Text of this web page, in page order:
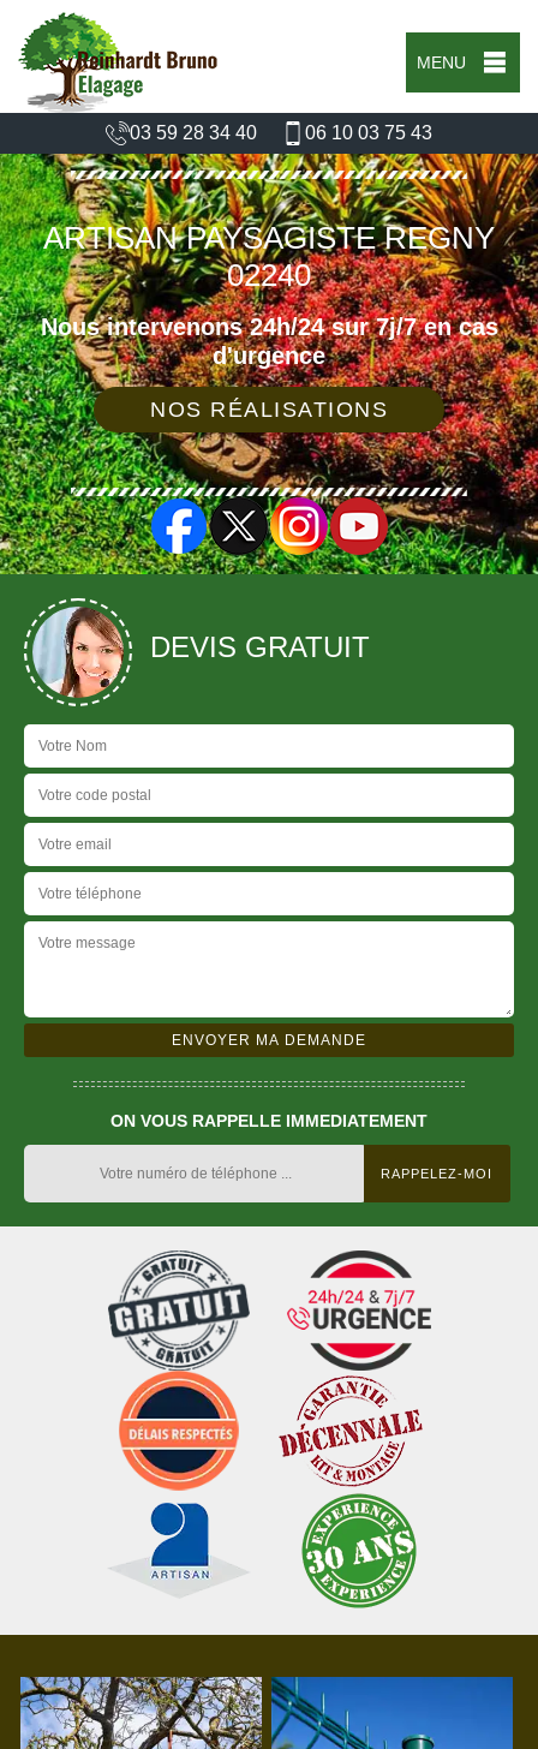
MENU
03 59 28 34 40 06 10 03 75 43
ARTISAN PAYSAGISTE REGNY
02240
Nous intervenons 24h/24 sur 7j/7 en cas
d'urgence
NOS RÉALISATIONS
DEVIS GRATUIT
ON VOUS RAPPELLE IMMEDIATEMENT